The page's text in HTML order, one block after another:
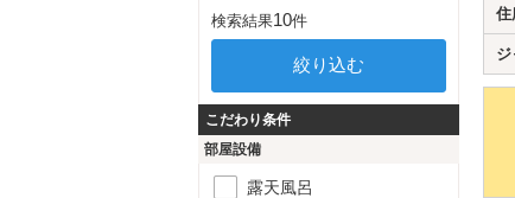
住
検索結果10件
こだわり条件
部屋設備
露天風呂